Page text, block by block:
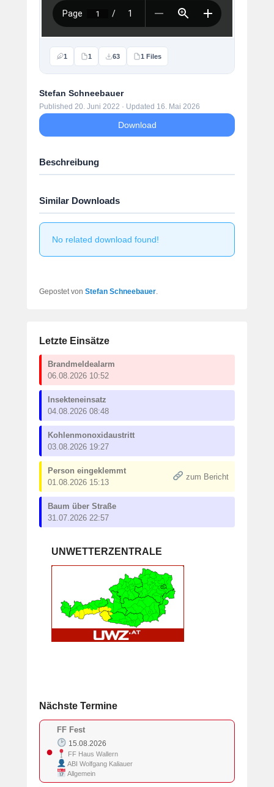
1 1 63 1 Files
Stefan Schneebauer
Published 20. Juni 2022 · Updated 16. Mai 2026
Download
Beschreibung
Similar Downloads
No related download found!
Gepostet von Stefan Schneebauer.
Letzte Einsätze
Brandmeldealarm
06.08.2026 10:52
Insekteneinsatz
04.08.2026 08:48
Kohlenmonoxidaustritt
03.08.2026 19:27
Person eingeklemmt
01.08.2026 15:13
zum Bericht
Baum über Straße
31.07.2026 22:57
UNWETTERZENTRALE
Nächste Termine
●
FF Fest
15.08.2026
FF Haus Wallern
ABI Wolfgang Kaliauer
Allgemein